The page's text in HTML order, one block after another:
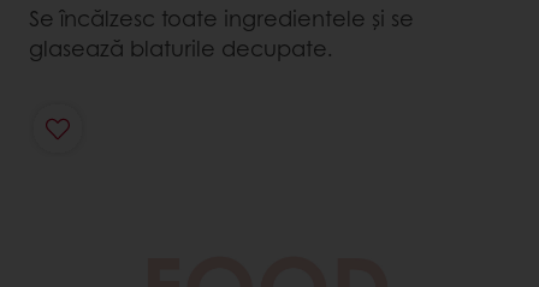
Se încălzesc toate ingredientele și se
glasează blaturile decupate.